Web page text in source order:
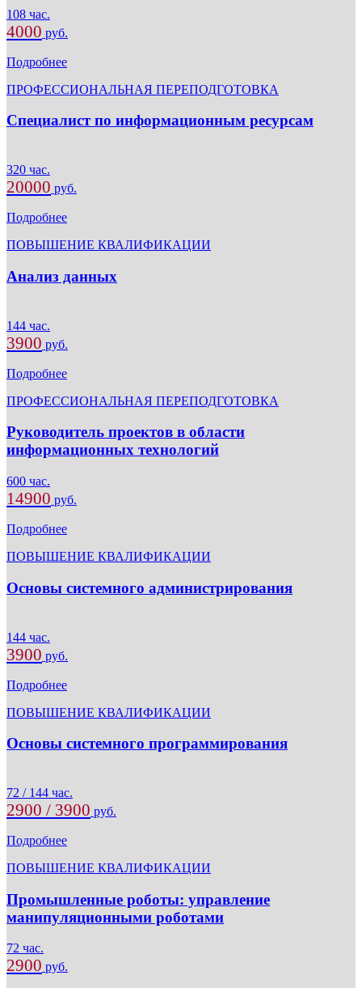
108 час.
4000 руб.
Подробнее
ПРОФЕССИОНАЛЬНАЯ ПЕРЕПОДГОТОВКА
Специалист по информационным ресурсам
320 час.
20000 руб.
Подробнее
ПОВЫШЕНИЕ КВАЛИФИКАЦИИ
Анализ данных
144 час.
3900 руб.
Подробнее
ПРОФЕССИОНАЛЬНАЯ ПЕРЕПОДГОТОВКА
Руководитель проектов в области
информационных технологий
600 час.
14900 руб.
Подробнее
ПОВЫШЕНИЕ КВАЛИФИКАЦИИ
Основы системного администрирования
144 час.
3900 руб.
Подробнее
ПОВЫШЕНИЕ КВАЛИФИКАЦИИ
Основы системного программирования
72 / 144 час.
2900 / 3900 руб.
Подробнее
ПОВЫШЕНИЕ КВАЛИФИКАЦИИ
Промышленные роботы: управление
манипуляционными роботами
72 час.
2900 руб.